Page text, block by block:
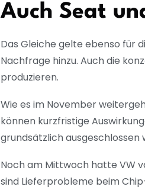
Auch Seat
Das Gleiche gelte ebenso für
Nachfrage hinzu. Auch die
produzieren.
Wie es im November
können kurzfristige
grundsätzlich ausgeschlossen
Noch am Mittwoch hatte VW
sind Lieferprobleme beim